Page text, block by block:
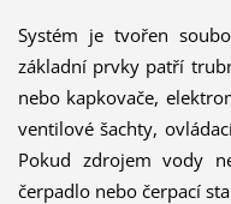
Systém je tvořen
základní prvky patří
nebo kapkovače,
ventilové šachty,
Pokud zdrojem vody
čerpadlo nebo čerpací